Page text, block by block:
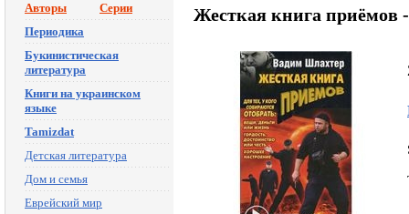
Авторы
Серии
Периодика
Букинистическая
литература
Книги на украинском
языке
Tamizdat
Детская литература
Дом и семья
Еврейский мир
Жесткая книга приёмов